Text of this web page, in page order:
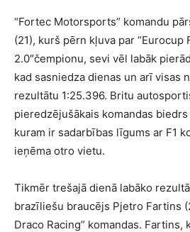
“Fortec Motorsports” komandu
(21), kurš pērn kļuva par “Eurocup
2.0″čempionu, sevi vēl labāk
kad sasniedza dienas un arī visas
rezultātu 1:25.396. Britu
pieredzējušākais komandas
kuram ir sadarbības līgums ar F1
ieņēma otro vietu.
Tikmēr trešajā dienā labāko
brazīliešu braucējs Pjetro Fartins
Draco Racing” komandas.